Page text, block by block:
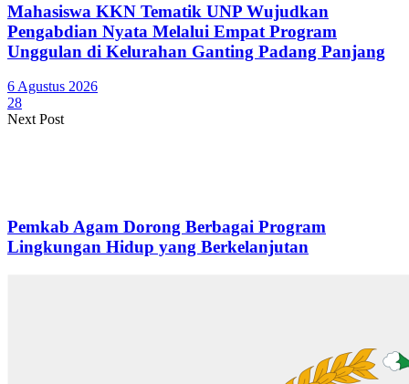
Mahasiswa KKN Tematik UNP Wujudkan
Pengabdian Nyata Melalui Empat Program
Unggulan di Kelurahan Ganting Padang Panjang
6 Agustus 2026
28
Next Post
Pemkab Agam Dorong Berbagai Program
Lingkungan Hidup yang Berkelanjutan